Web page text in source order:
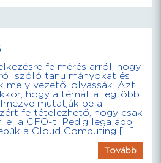
felmérés arról, hogy
szóló tanulmányokat és
mely vezetői olvassák. Azt
hogy a témát a legtöbb
mutatják be a
feltételezhető, hogy csak
el a CFO-t. Pedig legalább
a Cloud Computing […]
Tovább